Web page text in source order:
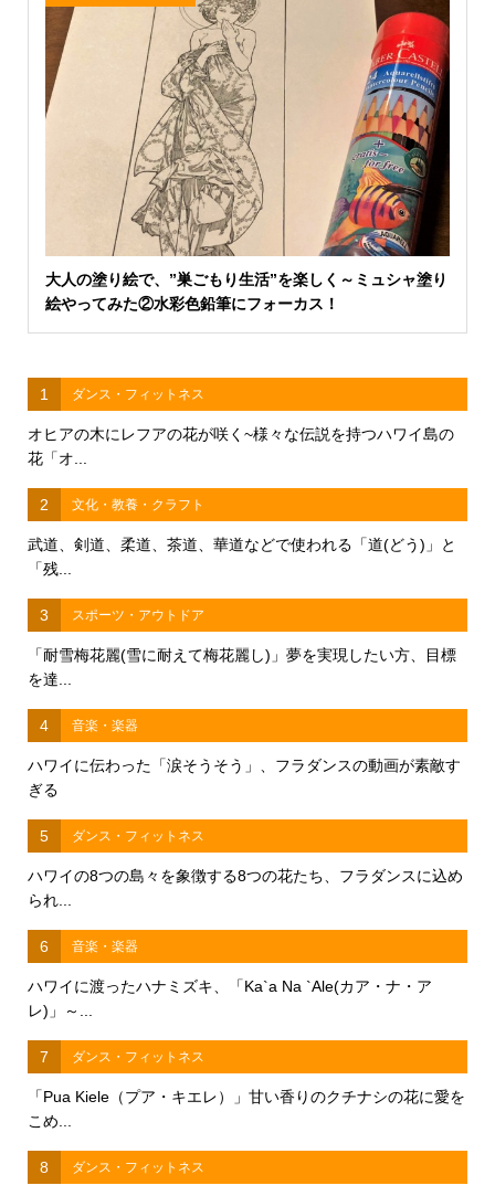
大人の塗り絵で、”巣ごもり生活”を楽しく～ミュシャ塗り
絵やってみた②水彩色鉛筆にフォーカス！
1 ダンス・フィットネス
オヒアの木にレフアの花が咲く~様々な伝説を持つハワイ島の
花「オ...
2 文化・教養・クラフト
武道、剣道、柔道、茶道、華道などで使われる「道(どう)」と
「残...
3 スポーツ・アウトドア
「耐雪梅花麗(雪に耐えて梅花麗し)」夢を実現したい方、目標
を達...
4 音楽・楽器
ハワイに伝わった「涙そうそう」、フラダンスの動画が素敵す
ぎる
5 ダンス・フィットネス
ハワイの8つの島々を象徴する8つの花たち、フラダンスに込め
られ...
6 音楽・楽器
ハワイに渡ったハナミズキ、「Ka`a Na `Ale(カア・ナ・ア
レ)」～...
7 ダンス・フィットネス
「Pua Kiele（プア・キエレ）」甘い香りのクチナシの花に愛を
こめ...
8 ダンス・フィットネス